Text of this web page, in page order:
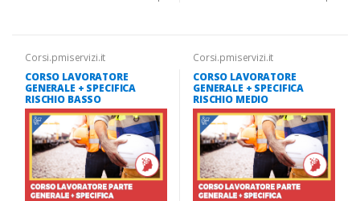
Corsi.pmiservizi.it
CORSO LAVORATORE
GENERALE + SPECIFICA
RISCHIO BASSO
Corsi.pmiservizi.it
CORSO LAVORATORE
GENERALE + SPECIFICA
RISCHIO MEDIO